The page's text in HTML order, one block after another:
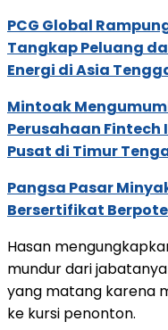
PCG Global
Tangkap Peluang
Energi di Asia
Mintoak
Perusahaan Fintech
Pusat di Timur
Pangsa Pasar
Bersertifikat
Hasan
mundur dari
yang matang karena
ke kursi penonton.